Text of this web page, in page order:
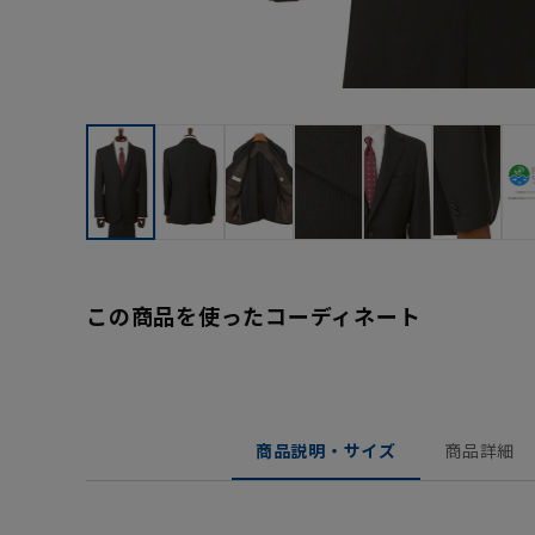
この商品を使ったコーディネート
商品説明・サイズ 商品詳細